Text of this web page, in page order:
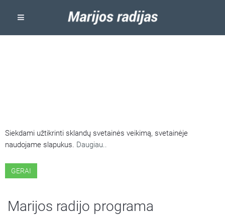
Siekdami užtikrinti sklandų svetainės veikimą, svetainėje
naudojame slapukus. Daugiau..
GERAI
Marijos radijo programa